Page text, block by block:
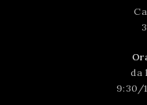
da
9:30/